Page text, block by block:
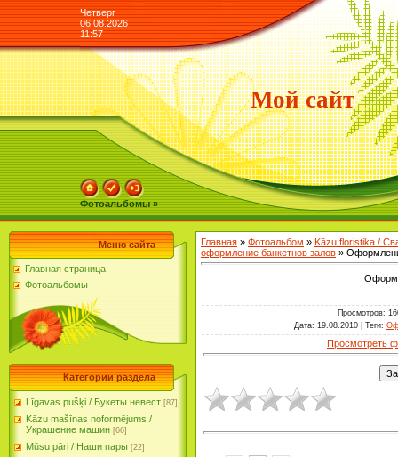
Четверг
06.08.2026
11:57
Мой сайт
Фотоальбомы »
Меню сайта
Главная страница
Фотоальбомы
Категории раздела
Līgavas pušķi / Букеты невест [87]
Kāzu mašīnas noformējums /
Украшение машин [66]
Mūsu pāri / Наши пары [22]
Главная » Фотоальбом » Kāzu floristika /
оформление банкетнов залов »
Просмотров:
Дата: 19.08.2010 | Теги:
Просмотреть